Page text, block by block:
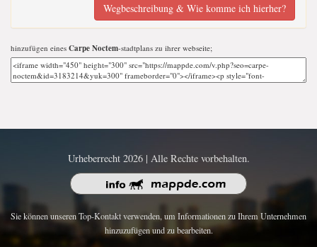
Wegbeschreibung & Wie komme ich hierher?
hinzufügen eines Carpe Noctem-stadtplans zu ihrer webseite;
Urheberrecht 2026 | Alle Rechte vorbehalten.
Sie können unseren Top-Kontakt verwenden, um Informationen zu Ihrem Unternehmen
hinzuzufügen und zu bearbeiten.